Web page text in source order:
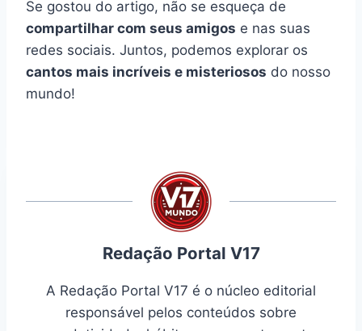
Se gostou do artigo, não se esqueça de
compartilhar com seus amigos e nas suas
redes sociais. Juntos, podemos explorar os
cantos mais incríveis e misteriosos do nosso
mundo!
Redação Portal V17
A Redação Portal V17 é o núcleo editorial
responsável pelos conteúdos sobre